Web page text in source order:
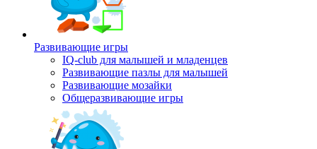
Развивающие игры
IQ-club для малышей и младенцев
Развивающие пазлы для малышей
Развивающие мозайки
Общеразвивающие игры